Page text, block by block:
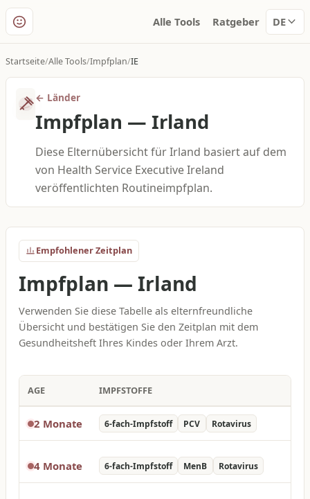
Alle Tools Ratgeber DE
Startseite Alle Tools Impfplan IE
← Länder
Impfplan —Irland
Diese Elternübersicht für Irland basiert auf dem
von Health Service Executive Ireland
veröffentlichten Routineimpfplan.
Empfohlener Zeitplan
Impfplan — Irland
Verwenden Sie diese Tabelle als elternfreundliche
Übersicht und bestätigen Sie den Zeitplan mit dem
Gesundheitsheft Ihres Kindes oder Ihrem Arzt.
AGE IMPFSTOFFE
2 Monate 6-fach-Impfstoff PCV Rotavirus
4 Monate 6-fach-Impfstoff MenB Rotavirus